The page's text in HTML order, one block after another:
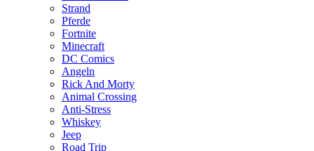
Strand
Pferde
Fortnite
Minecraft
DC Comics
Angeln
Rick And Morty
Animal Crossing
Anti-Stress
Whiskey
Jeep
Road Trip